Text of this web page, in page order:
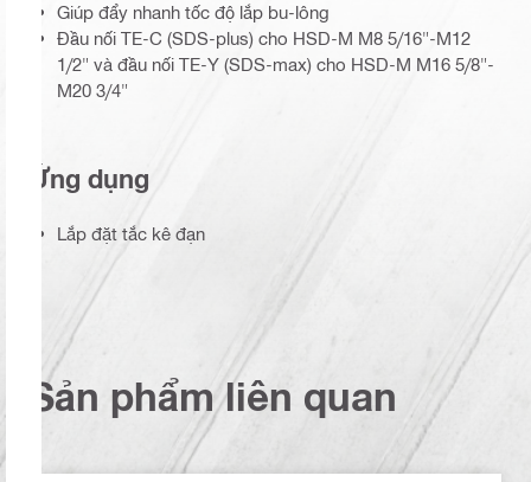
Giúp đẩy nhanh tốc độ lắp bu-lông
Đầu nối TE-C (SDS-plus) cho HSD-M M8 5/16"-M12
1/2" và đầu nối TE-Y (SDS-max) cho HSD-M M16 5/8"-
M20 3/4"
Ứng dụng
Lắp đặt tắc kê đạn
Sản phẩm liên quan